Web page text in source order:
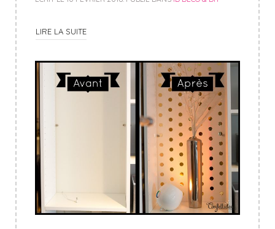
LIRE LA SUITE